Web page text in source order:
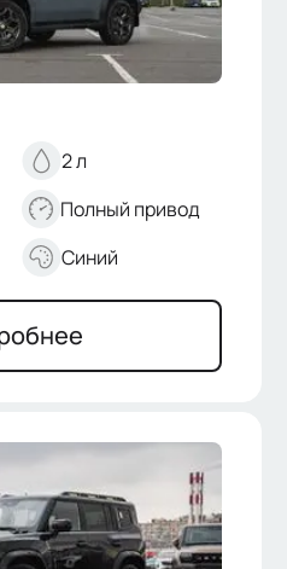
2 л
Полный привод
Синий